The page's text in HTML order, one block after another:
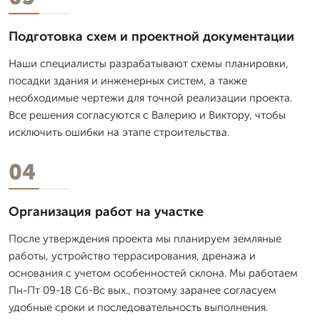
Подготовка схем и проектной документации
Наши специалисты разрабатывают схемы планировки,
посадки здания и инженерных систем, а также
необходимые чертежи для точной реализации проекта.
Все решения согласуются с Валерию и Виктору, чтобы
исключить ошибки на этапе строительства.
04
Организация работ на участке
После утверждения проекта мы планируем земляные
работы, устройство террасирования, дренажа и
основания с учетом особенностей склона. Мы работаем
Пн-Пт 09-18 Сб-Вс вых., поэтому заранее согласуем
удобные сроки и последовательность выполнения.